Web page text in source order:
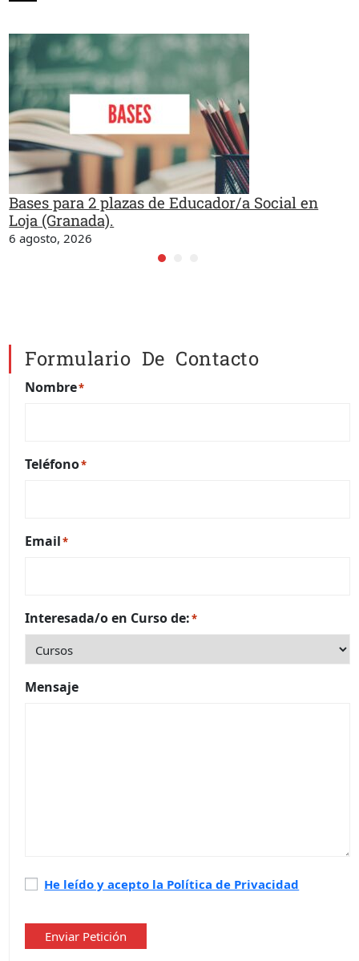
Bases para 2 plazas de Educador/a Social en
Loja (Granada).
6 agosto, 2026
Formulario De Contacto
Nombre*
Teléfono*
Email*
Interesada/o en Curso de:*
Mensaje
Política
privacidad*
He leído y acepto la Política de Privacidad
Enviar Petición